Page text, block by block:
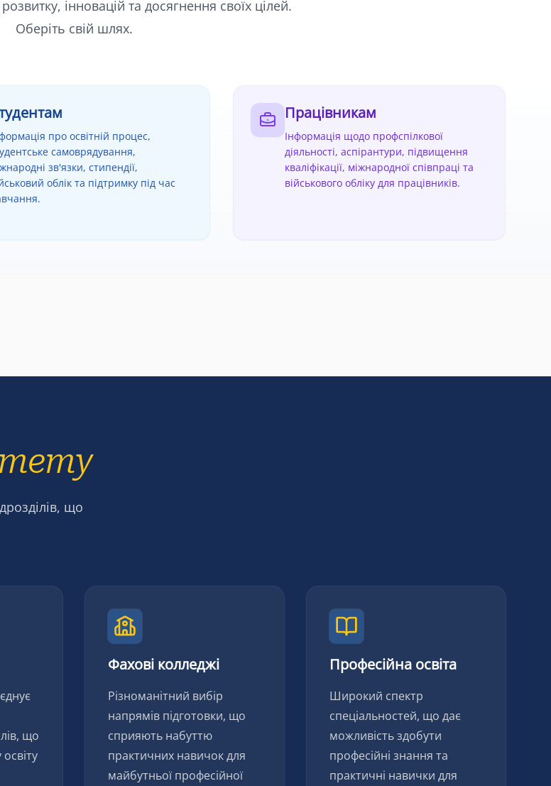
інновацій та досягнення своїх цілей.
Оберіть свій шлях.
про освітній процес,
самоврядування,
зв'язки, стипендії,
облік та підтримку під час
Працівникам
Інформація щодо профспілкової
діяльності, аспірантури, підвищення
кваліфікації, міжнародної співпраці та
військового обліку для працівників.
що
що
Фахові колледжі
Різноманітний вибір
напрямів підготовки, що
сприяють набуттю
практичних навичок для
майбутньої професійної
Професійна освіта
Широкий спектр
спеціальностей, що дає
можливість здобути
професійні знання та
практичні навички для